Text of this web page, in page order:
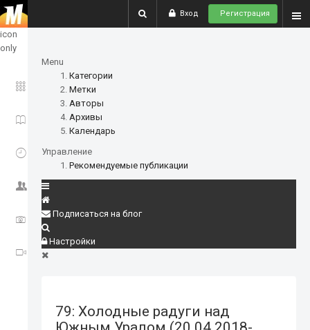
Вход Регистрация
show
icon
only
ГЛАВНОЕ
ИСТОРИИ
СОБЫТИЯ
СООБЩЕСТВО
ФОТО
ВИДЕО
Menu
Категории
Метки
Авторы
Архивы
Календарь
Управление
Рекомендуемые публикации
Подписаться на блог
Настройки
79: Холодные радуги над